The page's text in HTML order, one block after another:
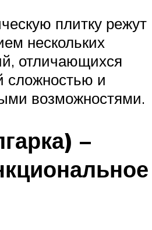
плитку режут
нескольких
отличающихся
сложностью и
возможностями.
–